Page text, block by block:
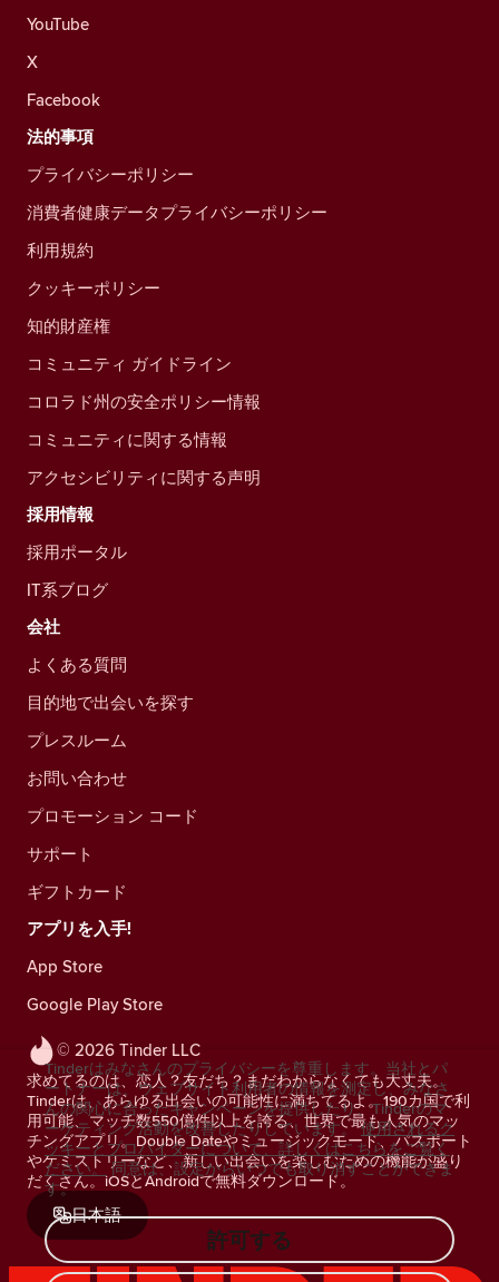
© 2026 Tinder LLC
求めてるのは、恋人？友だち？まだわからなくても大丈夫。
Tinderは、あらゆる出会いの可能性に満ちてるよ。190カ国で利
用可能、マッチ数550億件以上を誇る、世界で最も人気のマッ
チングアプリ。Double Dateやミュージックモード、パスポート
やケミストリーなど、新しい出会いを楽しむための機能が盛り
だくさん。iOSとAndroidで無料ダウンロード。
日本語
YouTube
X
Facebook
法的事項
プライバシーポリシー
消費者健康データプライバシーポリシー
利用規約
クッキーポリシー
知的財産権
コミュニティ ガイドライン
コロラド州の安全ポリシー情報
コミュニティに関する情報
アクセシビリティに関する声明
採用情報
採用ポータル
IT系ブログ
会社
よくある質問
目的地で出会いを探す
プレスルーム
お問い合わせ
プロモーション コード
サポート
ギフトカード
アプリを入手!
App Store
Google Play Store
Tinderはみなさんのプライバシーを尊重します。当社とパ
ートナーは、ウェブサイト利用者の情報を測定し、みなさ
んの関心に合ったキャンペーンを提供したり、Tinderのマ
ーケティング活動を改善したりしています。 使用されるク
ッキーとプロバイダーについて、詳しくはこちらをご覧く
ださい。 同意は、設定からいつでも取り消すことができま
す。
許可する